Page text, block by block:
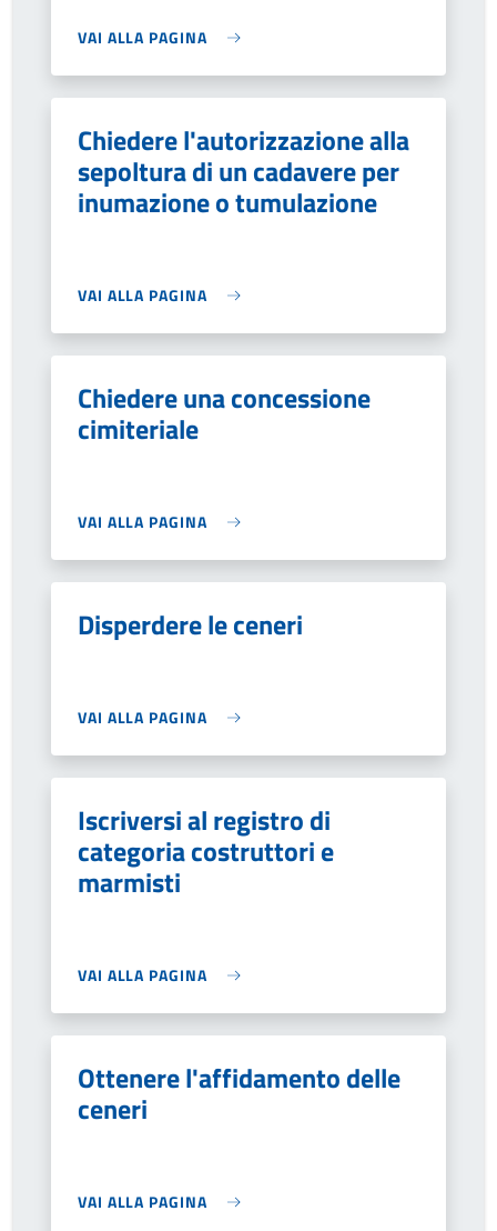
VAI ALLA PAGINA
Chiedere l'autorizzazione alla
sepoltura di un cadavere per
inumazione o tumulazione
VAI ALLA PAGINA
Chiedere una concessione
cimiteriale
VAI ALLA PAGINA
Disperdere le ceneri
VAI ALLA PAGINA
Iscriversi al registro di
categoria costruttori e
marmisti
VAI ALLA PAGINA
Ottenere l'affidamento delle
ceneri
VAI ALLA PAGINA